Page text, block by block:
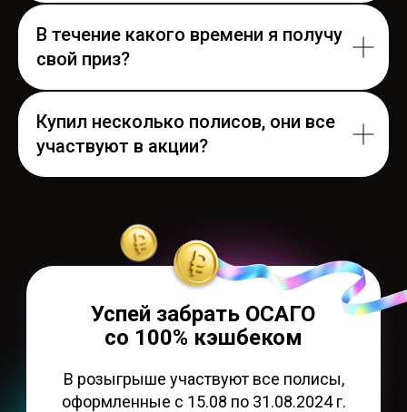
В течение какого времени я получу
свой приз?
Купил несколько полисов, они все
участвуют в акции?
В розыгрыше участвуют все полисы,
оформленные с 15.08 по 31.08.2024 г.
Успей забрать ОСАГО
со 100% кэшбеком